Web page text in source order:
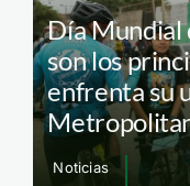
Día Mundial
son los
enfrenta su
Noticias